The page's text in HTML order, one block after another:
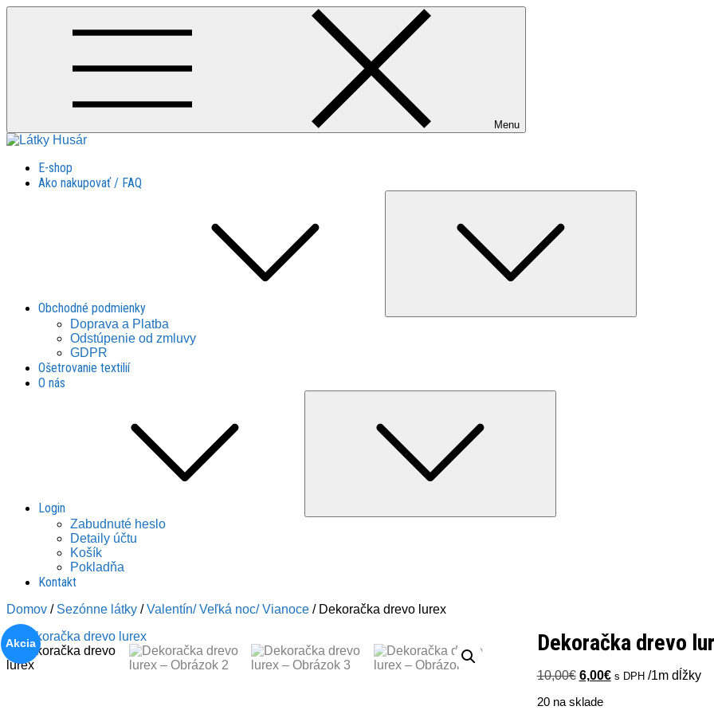
Skip
Menu
Látky Husár
Látky Husár
E-shop
Ako nakupovať / FAQ
Obchodné podmienky
Doprava a Platba
Odstúpenie od zmluvy
GDPR
Ošetrovanie textilií
O nás
Login
Zabudnuté heslo
Detaily účtu
Košík
Pokladňa
Kontakt
Domov / Sezónne látky /Valentín/ Veľká noc/ Vianoce / Dekoračka drevo lurex
Akcia Dekoračka drevo
10,00€ Pôvodná
bola:
6,00€Aktuálna
s DPH /1m dĺžky
20 na sklade